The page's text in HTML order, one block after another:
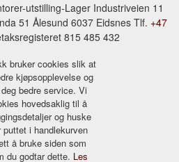
utstilling-Lager Industriveien 11
51 Ålesund 6037 Eidsnes Tlf. +47
815 485 432
bruker cookies slik at
kjøpsopplevelse og
bedre service. Vi
hovedsaklig til å
og huske
puttet i handlekurven
å bruke siden som
du godtar dette. Les